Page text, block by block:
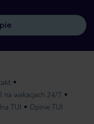
na wakacjach 24/7
TUI Opinie TUI